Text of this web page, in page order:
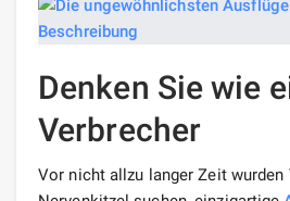
Denken Sie wie
Verbrecher
Vor nicht allzu langer Zeit wurden